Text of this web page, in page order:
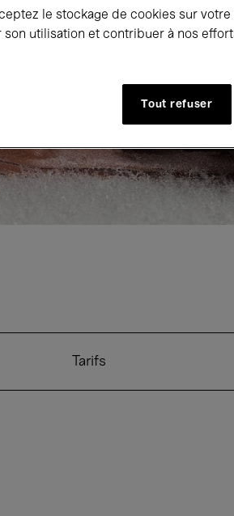
Tarifs
le stockage de cookies sur
son utilisation et contribuer à nos
Tout refuser